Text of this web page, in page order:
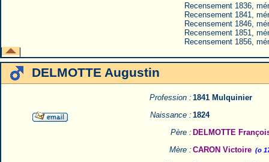
Recensement 1836,
Recensement 1841,
Recensement 1846,
Recensement 1851,
Recensement 1856,
DELMOTTE Augustin
Profession : 1841 Mulquinier
Naissance : 1824
Père : DELMOTTE
Mère : CARON Victoire (o